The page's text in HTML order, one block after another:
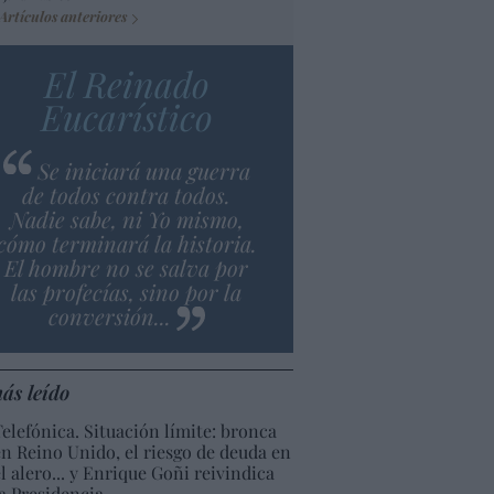
Artículos anteriores
El Reinado
Eucarístico
Se iniciará una guerra
de todos contra todos.
Nadie sabe, ni Yo mismo,
terminará la historia.
El hombre no se salva por
las profecías, sino por la
conversión...
leído
Situación límite: bronca
Reino Unido, el riesgo de deuda en
alero... y Enrique Goñi reivindica